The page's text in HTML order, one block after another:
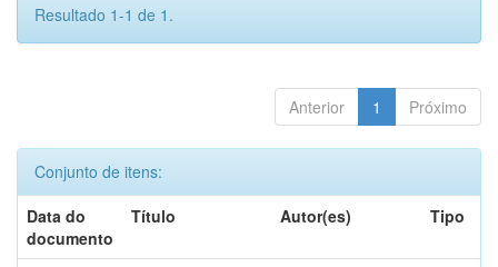
Resultado 1-1 de 1.
Anterior 1 Próximo
Conjunto de itens:
Data do
documento
Título Autor(es) Tipo